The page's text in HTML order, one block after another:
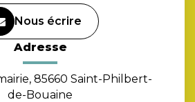
Nous écrire
Adresse
85660 Saint-Philbert-
de-Bouaine